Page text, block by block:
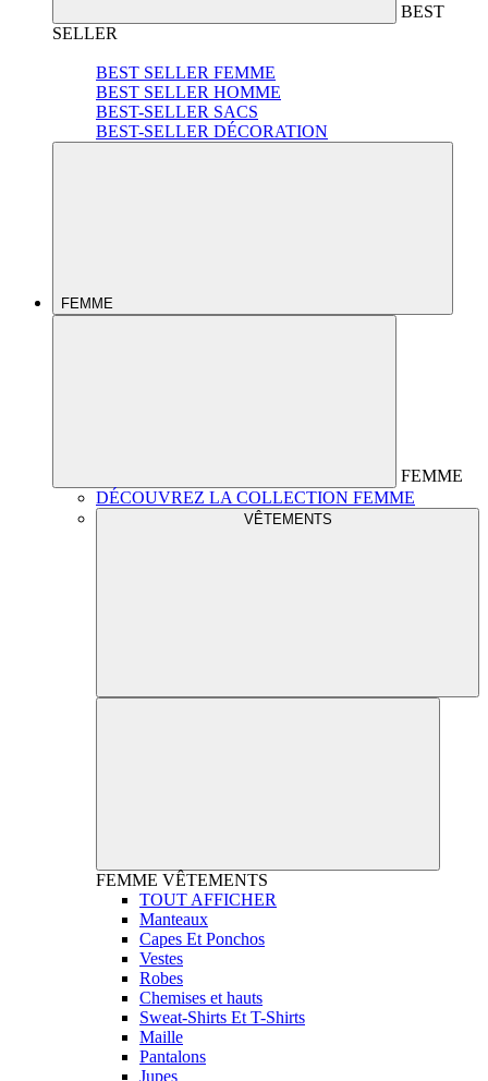
BEST
SELLER
BEST SELLER FEMME
BEST SELLER HOMME
BEST-SELLER SACS
BEST-SELLER DÉCORATION
FEMME
FEMME
DÉCOUVREZ LA COLLECTION FEMME
VÊTEMENTS
FEMME VÊTEMENTS
TOUT AFFICHER
Manteaux
Capes Et Ponchos
Vestes
Robes
Chemises et hauts
Sweat-Shirts Et T-Shirts
Maille
Pantalons
Jupes